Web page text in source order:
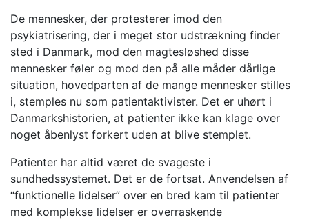
De mennesker, der protesterer imod den
psykiatrisering, der i meget stor udstrækning finder
sted i Danmark, mod den magtesløshed disse
mennesker føler og mod den på alle måder dårlige
situation, hovedparten af de mange mennesker stilles
i, stemples nu som patientaktivister. Det er uhørt i
Danmarkshistorien, at patienter ikke kan klage over
noget åbenlyst forkert uden at blive stemplet.
Patienter har altid været de svageste i
sundhedssystemet. Det er de fortsat. Anvendelsen af
“funktionelle lidelser” over en bred kam til patienter
med komplekse lidelser er overraskende